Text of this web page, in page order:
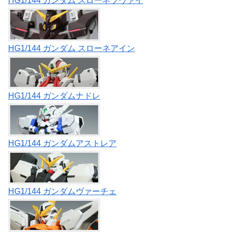
HG1/144 ガンダム スローネアイン
HG1/144 ガンダムナドレ
HG1/144 ガンダムアストレア
HG1/144 ガンダムヴァーチェ